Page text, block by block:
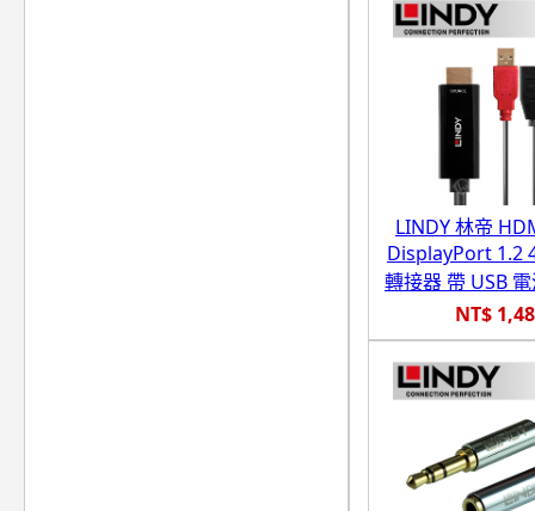
LINDY 林帝
DisplayPort 1.2
轉接器 帶 USB
NT$